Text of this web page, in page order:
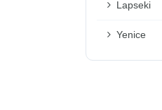
Lapseki
Yenice